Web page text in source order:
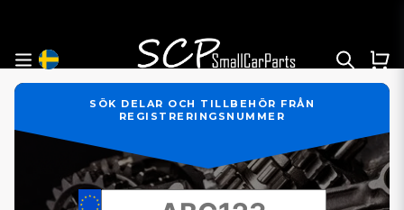
SÖK DELAR OCH TILLBEHÖR FRÅN
REGISTRERINGSNUMMER